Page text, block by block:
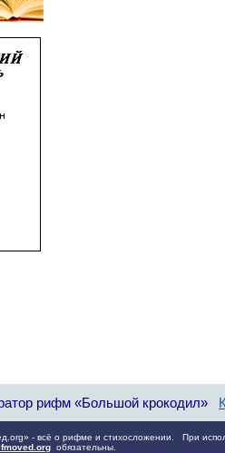
рифм «Большой крокодил»
- всё о рифме и стихосложении. При
обязательны.